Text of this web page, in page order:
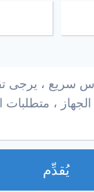
يُقدِّم